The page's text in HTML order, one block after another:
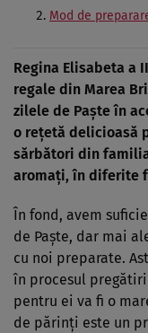
Mod de
Regina Elisabeta a
regale din Marea
zilele de Paşte în
o reţetă delicioasă
sărbători din
aromaţi, în diferite
În fond, avem
de Paşte, dar mai
cu noi preparate.
în procesul
pentru ei va fi o
de părinţi este un